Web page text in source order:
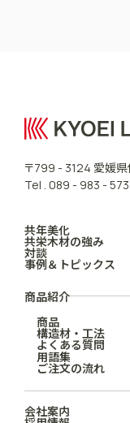
〒799 - 3124 愛媛
Tel . 089 - 983 -
共年美化
共栄木材の強み
対談
事例＆トピックス
商品紹介
商品
構造材・工法
よくある質問
用語集
ご注文の流れ
会社案内